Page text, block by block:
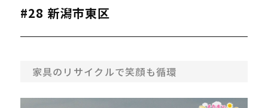
#28 新潟市東区
家具のリサイクルで笑顔も循環